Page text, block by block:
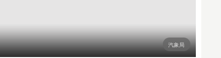
汽象局